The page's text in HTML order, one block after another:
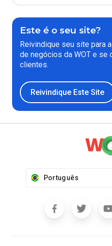
Este é o seu site?
Reivindique seu site para
de negócios da WOT e se
clientes.
Reivindique Este Site
Português